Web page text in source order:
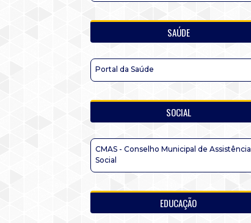
SAÚDE
Portal da Saúde
SOCIAL
CMAS - Conselho Municipal de Assistência
Social
EDUCAÇÃO